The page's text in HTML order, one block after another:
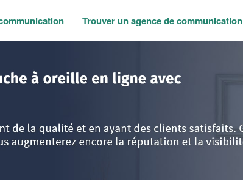
Trouver un agence de communication